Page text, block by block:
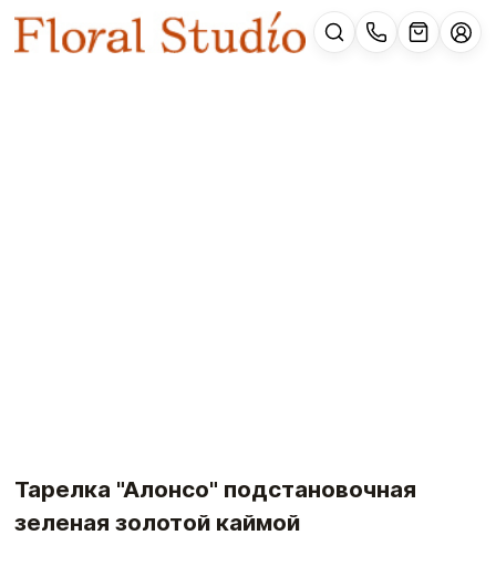
Тарелка "Алонсо" подстановочная
зеленая золотой каймой